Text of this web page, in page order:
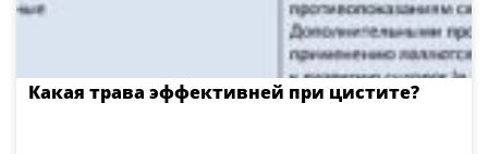
Какая трава эффективней при цистите?